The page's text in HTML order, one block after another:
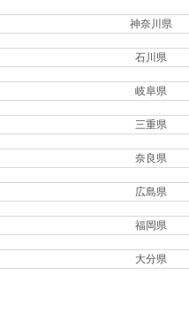
神奈川県
石川県
岐阜県
三重県
奈良県
広島県
福岡県
大分県